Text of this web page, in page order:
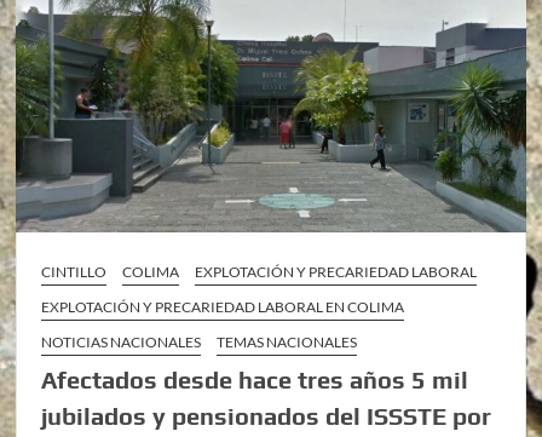
CINTILLO COLIMA
EXPLOTACIÓN Y PRECARIEDAD LABORAL
EXPLOTACIÓN Y PRECARIEDAD LABORAL EN COLIMA
NOTICIAS NACIONALES
TEMAS NACIONALES
Afectados desde hace tres años 5 mil
jubilados y pensionados del ISSSTE por